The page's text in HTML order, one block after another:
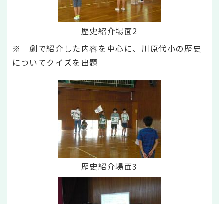
歴史紹介場面2
※ 劇で紹介した内容を中心に、川原代小の歴史
についてクイズを出題
歴史紹介場面3